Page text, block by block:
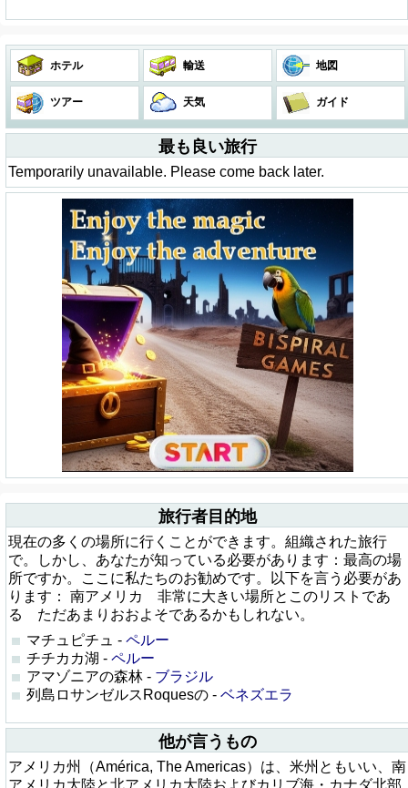
ホテル 輸送 地図
ツアー 天気 ガイド
最も良い旅行
Temporarily unavailable. Please come back later.
旅行者目的地
現在の多くの場所に行くことができます。組織された旅行
で。しかし、あなたが知っている必要があります：最高の場
所ですか。ここに私たちのお勧めです。以下を言う必要があ
ります： 南アメリカ 非常に大きい場所とこのリストであ
る ただあまりおおよそであるかもしれない。
マチュピチュ - ペルー
チチカカ湖 - ペルー
アマゾニアの森林 - ブラジル
列島ロサンゼルスRoquesの - ベネズエラ
他が言うもの
アメリカ州（América, The Americas）は、米州ともいい、南
アメリカ大陸と北アメリカ大陸およびカリブ海・カナダ北部